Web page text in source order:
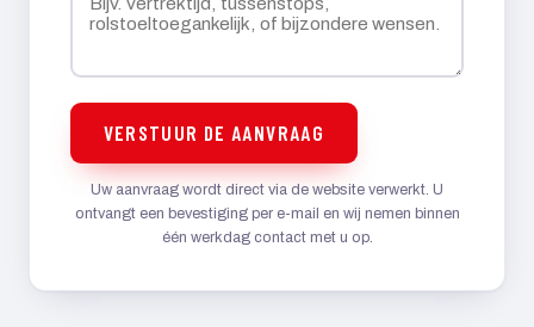
VERSTUUR DE AANVRAAG
Uw aanvraag wordt direct via de website verwerkt. U
ontvangt een bevestiging per e-mail en wij nemen binnen
één werkdag contact met u op.